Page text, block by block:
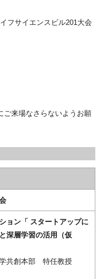
フサイエンスビル201大会
来場なさらないようお願
ョン「 スタートアップに
深層学習の活用（仮
共創本部 特任教授